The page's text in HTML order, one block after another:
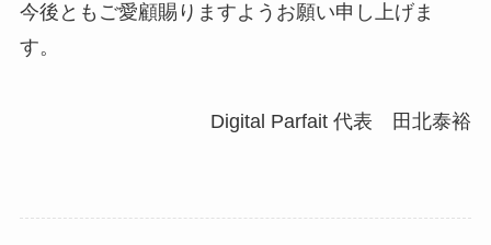
今後ともご愛顧賜りますようお願い申し上げま
す。
Digital Parfait 代表 田北泰裕